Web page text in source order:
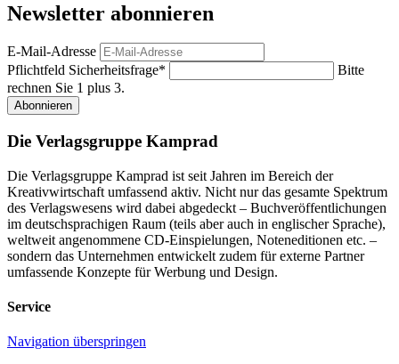
Newsletter abonnieren
E-Mail-Adresse
Pflichtfeld Sicherheitsfrage*
Bitte
rechnen Sie 1 plus 3.
Abonnieren
Die Verlagsgruppe Kamprad
Die Verlagsgruppe Kamprad ist seit Jahren im Bereich der
Kreativwirtschaft umfassend aktiv. Nicht nur das gesamte Spektrum
des Verlagswesens wird dabei abgedeckt – Buchveröffentlichungen
im deutschsprachigen Raum (teils aber auch in englischer Sprache),
weltweit angenommene CD-Einspielungen, Noteneditionen etc. –
sondern das Unternehmen entwickelt zudem für externe Partner
umfassende Konzepte für Werbung und Design.
Service
Navigation überspringen